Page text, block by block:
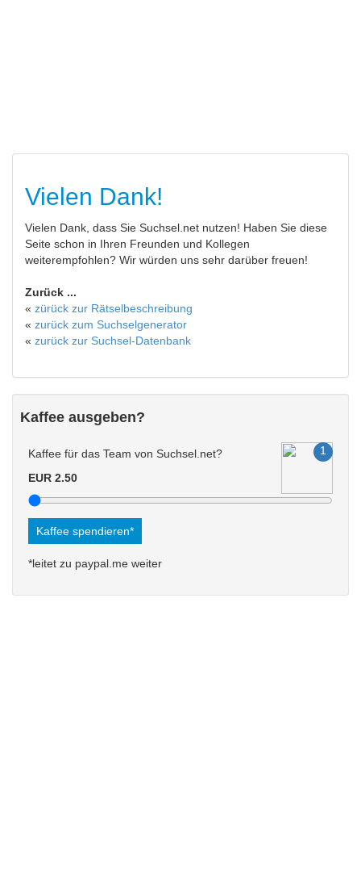
Vielen Dank!
Vielen Dank, dass Sie Suchsel.net nutzen! Haben Sie diese
Seite schon in Ihren Freunden und Kollegen
weiterempfohlen? Wir würden uns sehr darüber freuen!
Zurück ...
« zürück zur Rätselbeschreibung
« zurück zum Suchselgenerator
« zurück zur Suchsel-Datenbank
Kaffee ausgeben?
Kaffee für das Team von Suchsel.net?
EUR 2.50
Kaffee spendieren*
*leitet zu paypal.me weiter